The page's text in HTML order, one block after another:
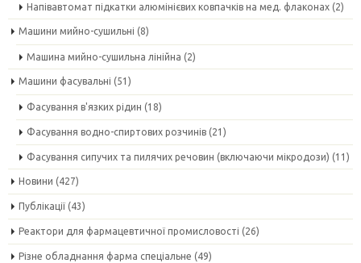
Напівавтомат підкатки алюмінієвих ковпачків на мед. флаконах (2)
Машини мийно-сушильні (8)
Машина мийно-сушильна лінійна (2)
Машини фасувальні (51)
Фасування в'язких рідин (18)
Фасування водно-спиртових розчинів (21)
Фасування сипучих та пилячих речовин (включаючи мікродози) (11)
Новини (427)
Публікації (43)
Реактори для фармацевтичної промисловості (26)
Різне обладнання фарма спеціальне (49)